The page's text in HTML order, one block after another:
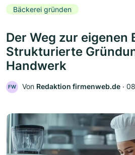
Bäckerei gründen
Der Weg zur eigenen
Strukturierte
Handwerk
FW Von Redaktion firmenweb.de ‧